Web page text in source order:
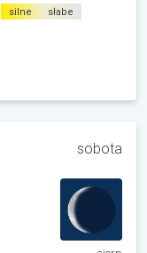
silne słabe
sobota